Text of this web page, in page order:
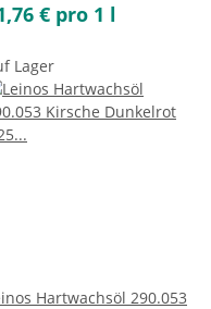
€ pro 1 l
Lager
Hartwachsöl 290.053